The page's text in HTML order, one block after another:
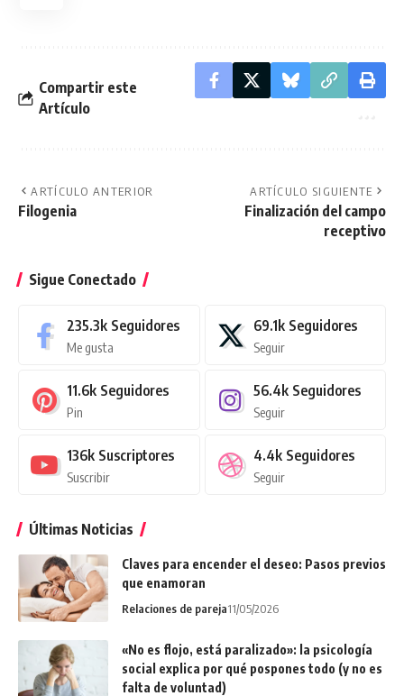
Compartir este
Artículo
ARTÍCULO ANTERIOR
Filogenia
ARTÍCULO SIGUIENTE
Finalización del campo
receptivo
Sigue Conectado
235.3k Seguidores
Me gusta
69.1k Seguidores
Seguir
11.6k Seguidores
Pin
56.4k Seguidores
Seguir
136k Suscriptores
Suscribir
4.4k Seguidores
Seguir
Últimas Noticias
Claves para encender el deseo: Pasos previos
que enamoran
Relaciones de pareja11/05/2026
«No es flojo, está paralizado»: la psicología
social explica por qué pospones todo (y no es
falta de voluntad)